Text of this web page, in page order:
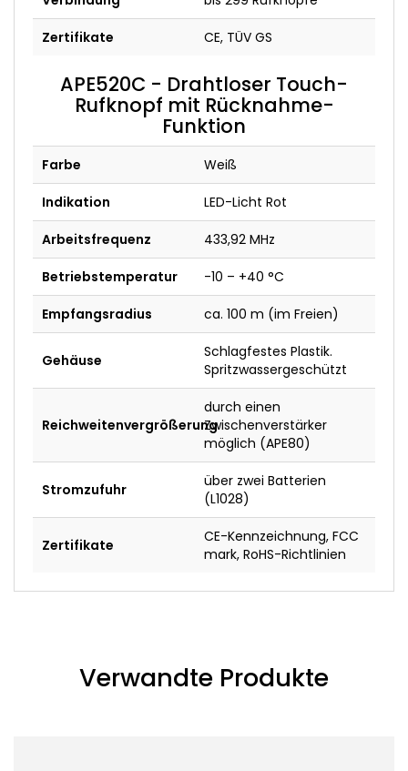
Zertifikate CE, TÜV GS
APE520C - Drahtloser Touch-
Rufknopf mit Rücknahme-
Funktion
Farbe Weiß
Indikation LED-Licht Rot
Arbeitsfrequenz 433,92 MHz
Betriebstemperatur -10 – +40 °C
Empfangsradius ca. 100 m (im Freien)
Gehäuse
Schlagfestes Plastik.
Spritzwassergeschützt
Reichweitenvergrößerung
durch einen
Zwischenverstärker
möglich (APE80)
Stromzufuhr
über zwei Batterien
(L1028)
Zertifikate
CE-Kennzeichnung, FCC
mark, RoHS-Richtlinien
Verwandte Produkte